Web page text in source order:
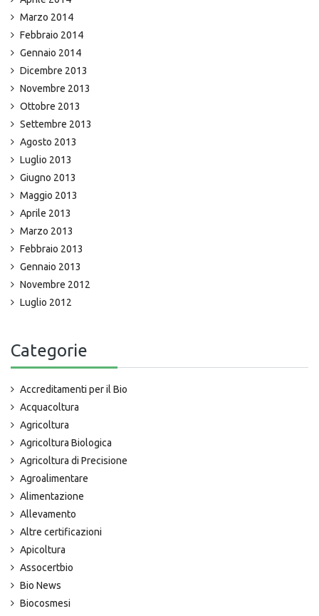
Marzo 2014
Febbraio 2014
Gennaio 2014
Dicembre 2013
Novembre 2013
Ottobre 2013
Settembre 2013
Agosto 2013
Luglio 2013
Giugno 2013
Maggio 2013
Aprile 2013
Marzo 2013
Febbraio 2013
Gennaio 2013
Novembre 2012
Luglio 2012
Categorie
Accreditamenti per il Bio
Acquacoltura
Agricoltura
Agricoltura Biologica
Agricoltura di Precisione
Agroalimentare
Alimentazione
Allevamento
Altre certificazioni
Apicoltura
Assocertbio
Bio News
Biocosmesi